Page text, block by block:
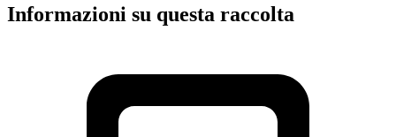
Informazioni su questa raccolta